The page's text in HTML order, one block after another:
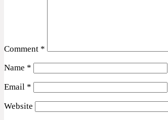
Comment *
Name *
Email *
Website